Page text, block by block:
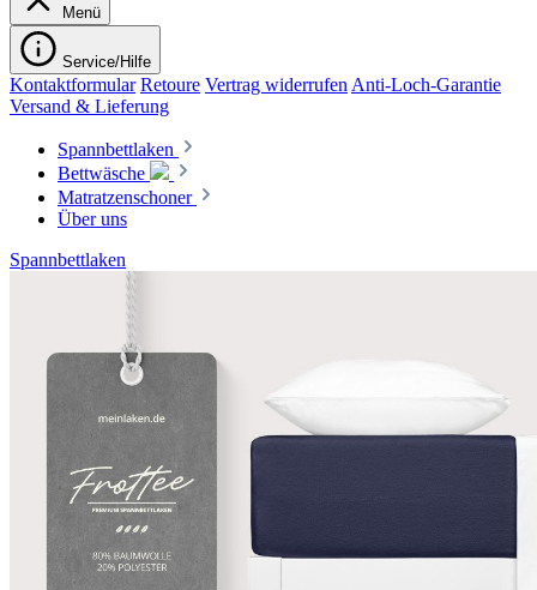
Menü
Service/Hilfe
Kontaktformular Retoure Vertrag widerrufen Anti-Loch-Garantie
Versand & Lieferung
Spannbettlaken
Bettwäsche
Matratzenschoner
Über uns
Spannbettlaken